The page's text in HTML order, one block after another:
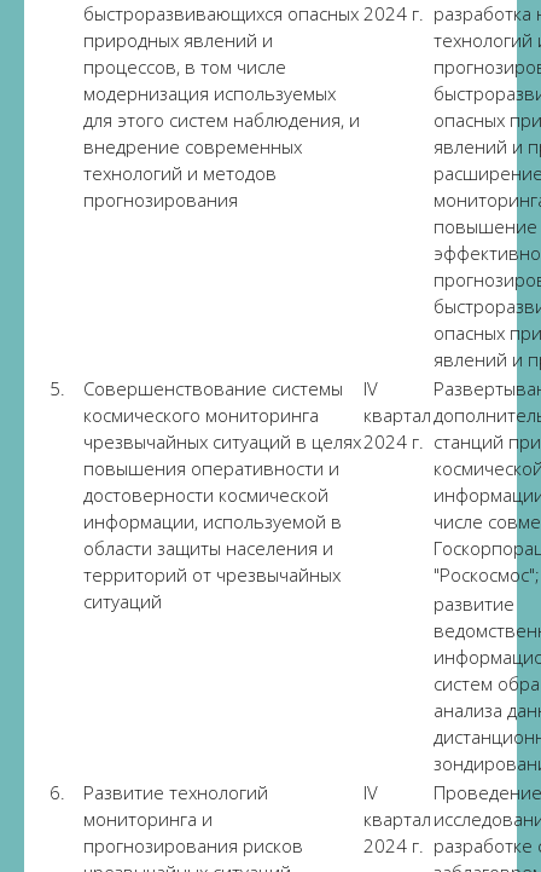
быстроразвивающихся опасных
природных явлений и
процессов, в том числе
модернизация используемых
для этого систем наблюдения, и
внедрение современных
технологий и методов
прогнозирования
2024 г. разработка
опасных
явлений и
повышение
опасных
явлений и
5.
Совершенствование системы
космического мониторинга
чрезвычайных ситуаций в целях
повышения оперативности и
достоверности космической
информации, используемой в
области защиты населения и
территорий от чрезвычайных
ситуаций
IV
квартал
2024 г. станций
числе
"Роскосмос";
развитие
систем
анализа
6.
Развитие технологий
мониторинга и
прогнозирования рисков
IV
квартал
2024 г. разработке